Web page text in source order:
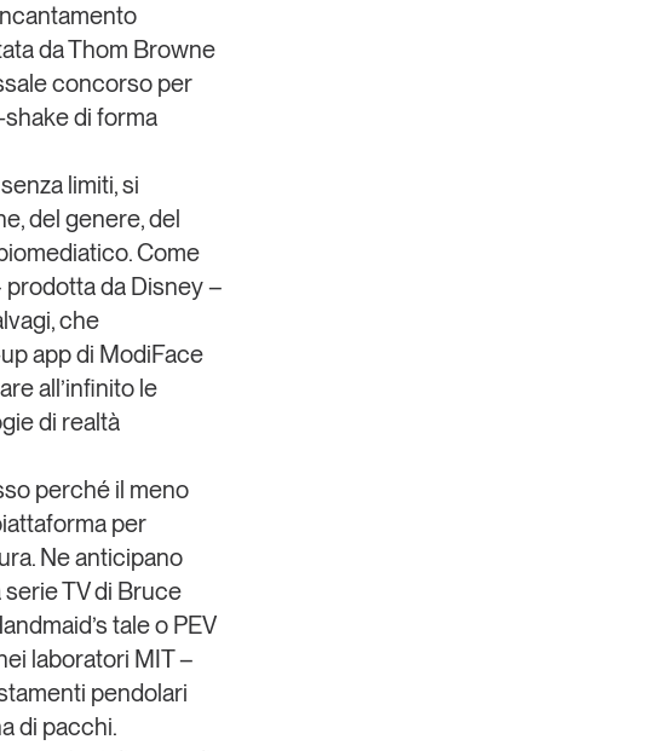
daThom Browne
concorso per
di forma
limiti, si
del genere, del
Come
da Disney –
che
app di ModiFace
all’infinito le
di realtà
perché il meno
per
Ne anticipano
TV di Bruce
tale o PEV
laboratori MIT –
pendolari
di pacchi.